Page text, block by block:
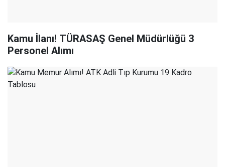
Kamu İlanı! TÜRASAŞ Genel Müdürlüğü 3
Personel Alımı